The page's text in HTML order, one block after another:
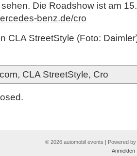
Die Roadshow ist am
benz.de/cro
CLA StreetStyle (Foto:
, CLA StreetStyle, Cro
© 2026 automobil events | Powered by
Anmelden|